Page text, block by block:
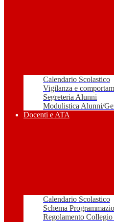
Calendario Scolastico
Vigilanza e
Segreteria Alunni
Modulistica Alunni/
Docenti e ATA
Calendario Scolastico
Schema
Regolamento